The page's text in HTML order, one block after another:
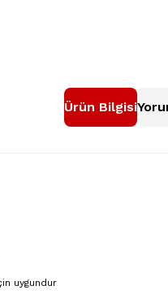
Ürün Bilgisi
uygundur